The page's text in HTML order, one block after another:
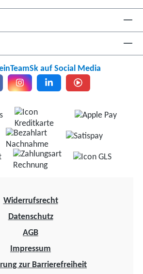
auf Social Media
Widerrufsrecht
Datenschutz
AGB
Impressum
zur Barrierefreiheit